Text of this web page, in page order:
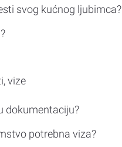
svog kućnog ljubimca?
vize
dokumentaciju?
potrebna viza?